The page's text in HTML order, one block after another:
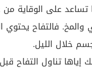
تساعد على الوقاية
فالتفاح يحتوي
خلال الليل.
إياها تناول التفاح